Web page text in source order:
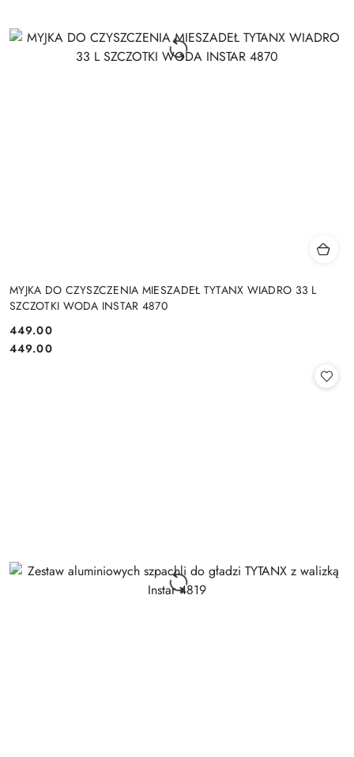
MYJKA DO CZYSZCZENIA MIESZADEŁ TYTANX WIADRO 33 L
SZCZOTKI WODA INSTAR 4870
Cena:
449.00
Cena:
449.00